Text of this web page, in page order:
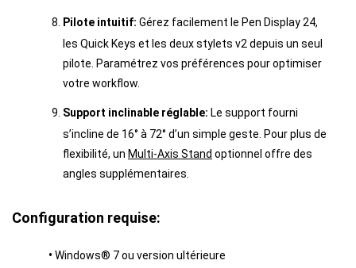
Pilote intuitif: Gérez facilement le Pen Display 24,
les Quick Keys et les deux stylets v2 depuis un seul
pilote. Paramétrez vos préférences pour optimiser
votre workflow.
Support inclinable réglable: Le support fourni
s’incline de 16° à 72° d’un simple geste. Pour plus de
flexibilité, un Multi-Axis Stand optionnel offre des
angles supplémentaires.
Configuration requise:
• Windows® 7 ou version ultérieure